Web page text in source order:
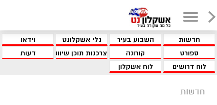
חדשות השבוע בעיר גלי אשקלונט
וידאו
ספורט
קורונה צרכנות תוכן שיווקי
דעות
לוח דרושים
לוח אשקלון
חדשות